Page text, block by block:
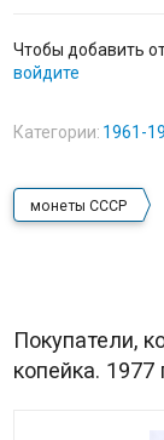
Чтобы добавить
войдите
Категории: 1961-
монеты СССР
Покупатели,
копейка.